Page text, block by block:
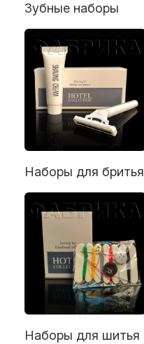
Зубные наборы
Наборы для бритья
Наборы для шитья